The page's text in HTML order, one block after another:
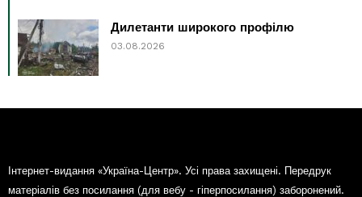
Дилетанти широкого профілю
03.08.2026
Інтернет-видання «Україна-Центр». Усі права захищені. Передрук
матеріалів без посилання (для вебу - гіперпосилання) заборонений.